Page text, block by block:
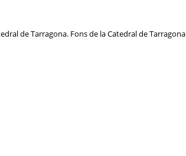
de Tarragona. Fons de la Catedral de Tarragona